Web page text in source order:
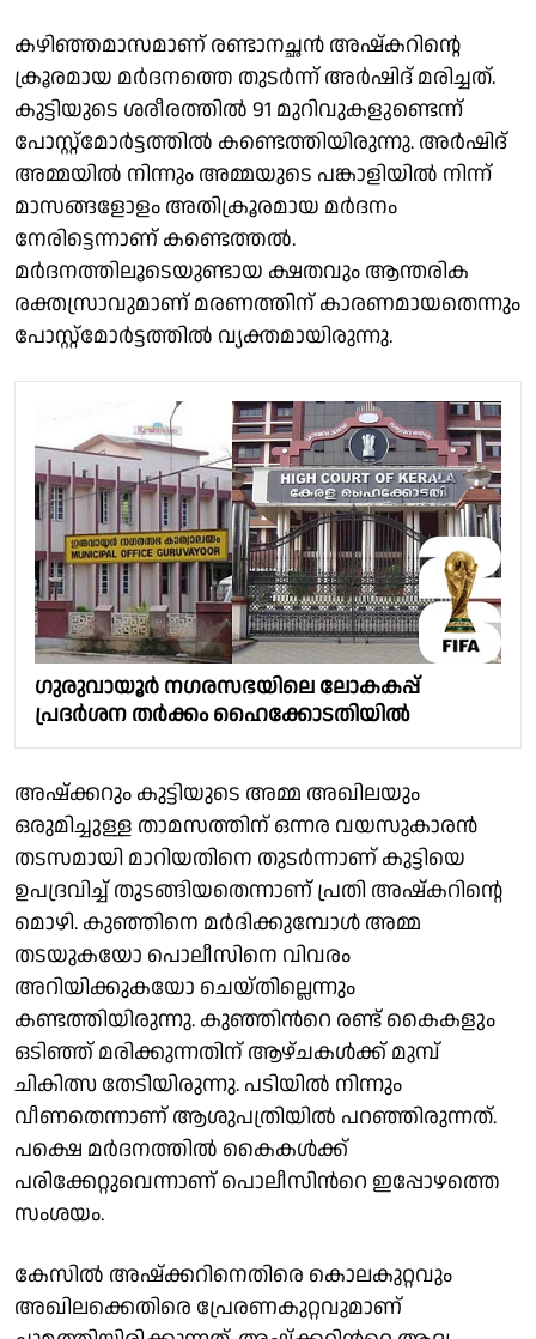
കഴിഞ്ഞമാസമാണ് രണ്ടാനച്ഛൻ അഷ്‌കറിന്റെ
ക്രൂരമായ മർദനത്തെ തുടർന്ന് അർഷിദ് മരിച്ചത്.
കുട്ടിയുടെ ശരീരത്തിൽ 91 മുറിവുകളുണ്ടെന്ന്
പോസ്റ്റ്മോർട്ടത്തില്‍ കണ്ടെത്തിയിരുന്നു. അർഷിദ്
അമ്മയിൽ നിന്നും അമ്മയുടെ പങ്കാളിയിൽ നിന്ന്
മാസങ്ങളോളം അതിക്രൂരമായ മർദനം
നേരിട്ടെന്നാണ് കണ്ടെത്തൽ.
മർദനത്തിലൂടെയുണ്ടായ ക്ഷതവും ആന്തരിക
രക്തസ്രാവുമാണ് മരണത്തിന് കാരണമായതെന്നും
പോസ്റ്റ്മോർട്ടത്തിൽ വ്യക്തമായിരുന്നു.
ഗുരുവായൂർ നഗരസഭയിലെ ലോകകപ്പ്
പ്രദർശന തര്‍ക്കം ഹൈക്കോടതിയിൽ
അഷ്ക്കറും കുട്ടിയുടെ അമ്മ അഖിലയും
ഒരുമിച്ചുള്ള താമസത്തിന് ഒന്നര വയസുകാരൻ
തടസമായി മാറിയതിനെ തുടർന്നാണ് കുട്ടിയെ
ഉപദ്രവിച്ച് തുടങ്ങിയതെന്നാണ് പ്രതി അഷ്കറിന്റെ
മൊഴി. കുഞ്ഞിനെ മർദിക്കുമ്പോൾ അമ്മ
തടയുകയോ പൊലീസിനെ വിവരം
അറിയിക്കുകയോ ചെയ്തില്ലെന്നും
കണ്ടത്തിയിരുന്നു. കുഞ്ഞിന്‍റെ രണ്ട് കൈകളും
ഒടിഞ്ഞ് മരിക്കുന്നതിന് ആഴ്ചകള്‍ക്ക് മുമ്പ്
ചികിത്സ തേടിയിരുന്നു. പടിയിൽ നിന്നും
വീണതെന്നാണ് ആശുപത്രിയിൽ പറഞ്ഞിരുന്നത്.
പക്ഷെ മർദനത്തിൽ കൈകള്‍ക്ക്
പരിക്കേറ്റുവെന്നാണ് പൊലീസിന്‍റെ ഇപ്പോഴത്തെ
സംശയം.
കേസിൽ അഷ്ക്കറിനെതിരെ കൊലകുറ്റവും
അഖിലക്കെതിരെ പ്രേരണകുറ്റവുമാണ്